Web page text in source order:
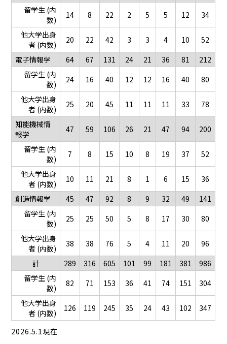
留学生 (内
数)
14 8 22 2 5 5 12
34
他大学出身
者 (内数)
20 22 42 3 3 4 10
52
電子情報学
64 67 131 24 21 36 81
212
留学生 (内
数)
24 16 40 12 12 16 40
80
他大学出身
者 (内数)
25 20 45 11 11 11 33
78
知能機械情
報学
47 59 106 26 21 47 94
200
留学生 (内
数)
7 8 15 10 8 19 37
52
他大学出身
者 (内数)
10 11 21 8 1 6 15
36
創造情報学
45 47 92 8 9 32 49
141
留学生 (内
数)
25 25 50 5 8 17 30
80
他大学出身
者 (内数)
38 38 76 5 4 11 20
96
計
289 316 605 101 99 181 381
986
留学生 (内
数)
82 71 153 36 41 74 151
304
他大学出身
者 (内数)
126 119 245 35 24 43 102 347
2026.5.1現在